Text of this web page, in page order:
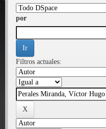
por
Filtros actuales: